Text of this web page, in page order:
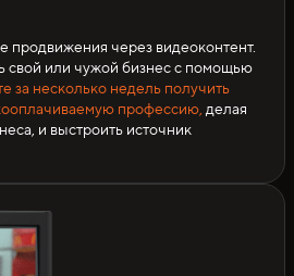
продвижения через видеоконтент.
свой или чужой бизнес с помощью
за несколько недель получить
профессию, делая
и выстроить источник